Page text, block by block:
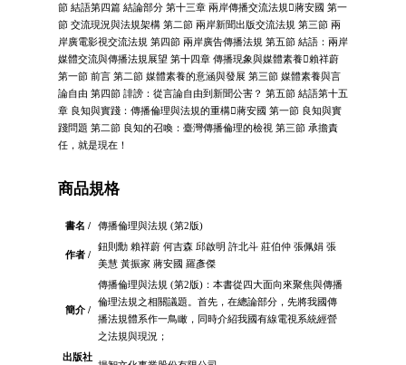
節 結語第四篇 結論部分 第十三章 兩岸傳播交流法規蔣安國 第一
節 交流現況與法規架構 第二節 兩岸新聞出版交流法規 第三節 兩
岸廣電影視交流法規 第四節 兩岸廣告傳播法規 第五節 結語：兩岸
媒體交流與傳播法規展望 第十四章 傳播現象與媒體素養賴祥蔚
第一節 前言 第二節 媒體素養的意涵與發展 第三節 媒體素養與言
論自由 第四節 誹謗：從言論自由到新聞公害？ 第五節 結語第十五
章 良知與實踐：傳播倫理與法規的重構蔣安國 第一節 良知與實
踐問題 第二節 良知的召喚：臺灣傳播倫理的檢視 第三節 承擔責
任，就是現在！
商品規格
書名 / 傳播倫理與法規 (第2版)
作者 /
鈕則勳 賴祥蔚 何吉森 邱啟明 許北斗 莊伯仲 張佩娟 張
美慧 黃振家 蔣安國 羅彥傑
簡介 /
傳播倫理與法規 (第2版)：本書從四大面向來聚焦與傳播
倫理法規之相關議題。首先，在總論部分，先將我國傳
播法規體系作一鳥瞰，同時介紹我國有線電視系統經營
之法規與現況；
出版社